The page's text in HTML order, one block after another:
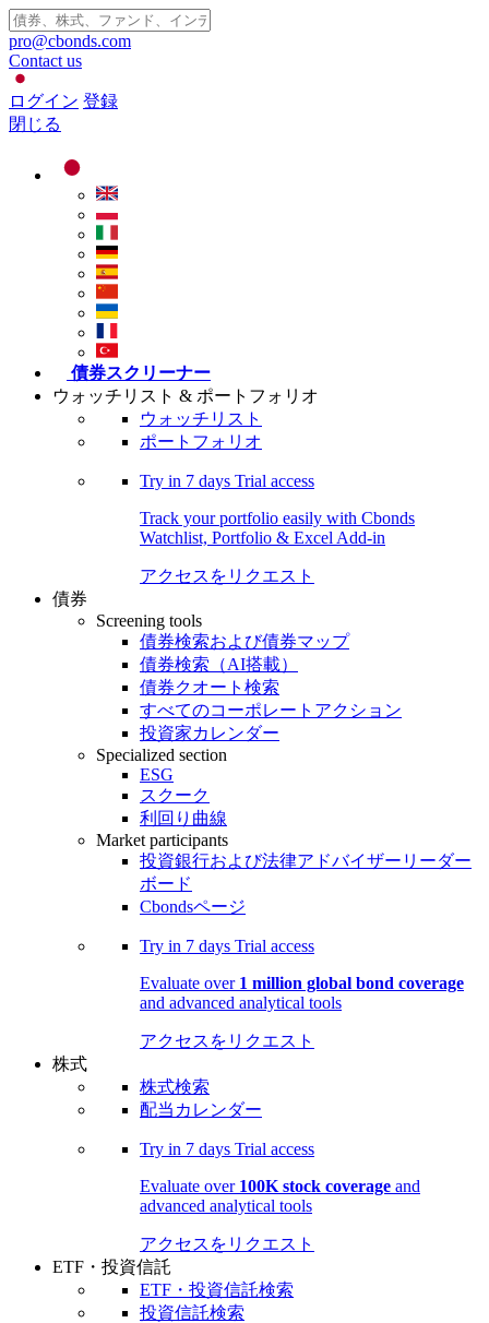
pro@cbonds.com
Contact us
ログイン 登録
閉じる
債券スクリーナー
ウォッチリスト & ポートフォリオ
ウォッチリスト
ポートフォリオ
Try in 7 days Trial access
Track your portfolio easily with Cbonds
Watchlist, Portfolio & Excel Add-in
アクセスをリクエスト
債券
Screening tools
債券検索および債券マップ
債券検索（AI搭載）
債券クオート検索
すべてのコーポレートアクション
投資家カレンダー
Specialized section
ESG
スクーク
利回り曲線
Market participants
投資銀行および法律アドバイザーリーダー
ボード
Cbondsページ
Try in 7 days Trial access
Evaluate over 1 million global bond coverage
and advanced analytical tools
アクセスをリクエスト
株式
株式検索
配当カレンダー
Try in 7 days Trial access
Evaluate over 100K stock coverage and
advanced analytical tools
アクセスをリクエスト
ETF・投資信託
ETF・投資信託検索
投資信託検索